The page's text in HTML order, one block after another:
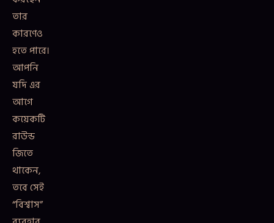
তার
কারণেও
হতে পারে।
আপনি
যদি এর
আগে
কয়েকটি
রাউন্ড
জিতে
থাকেন,
তবে সেই
“বিশ্বাস”